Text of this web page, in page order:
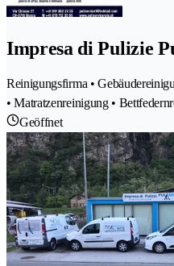
Impresa di Pulizie
Reinigungsfirma •
• Matratzenreinigung •
Geöffnet